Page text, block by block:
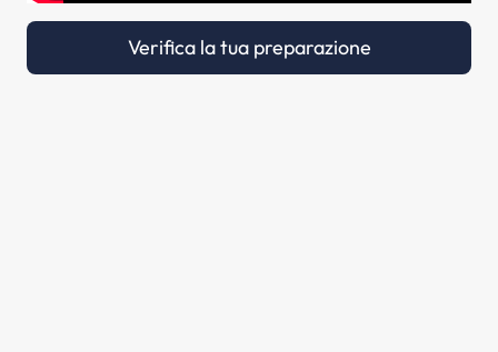
Verifica la tua preparazione